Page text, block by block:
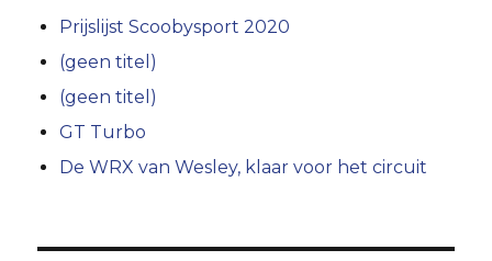
Prijslijst Scoobysport 2020
(geen titel)
(geen titel)
GT Turbo
De WRX van Wesley, klaar voor het circuit